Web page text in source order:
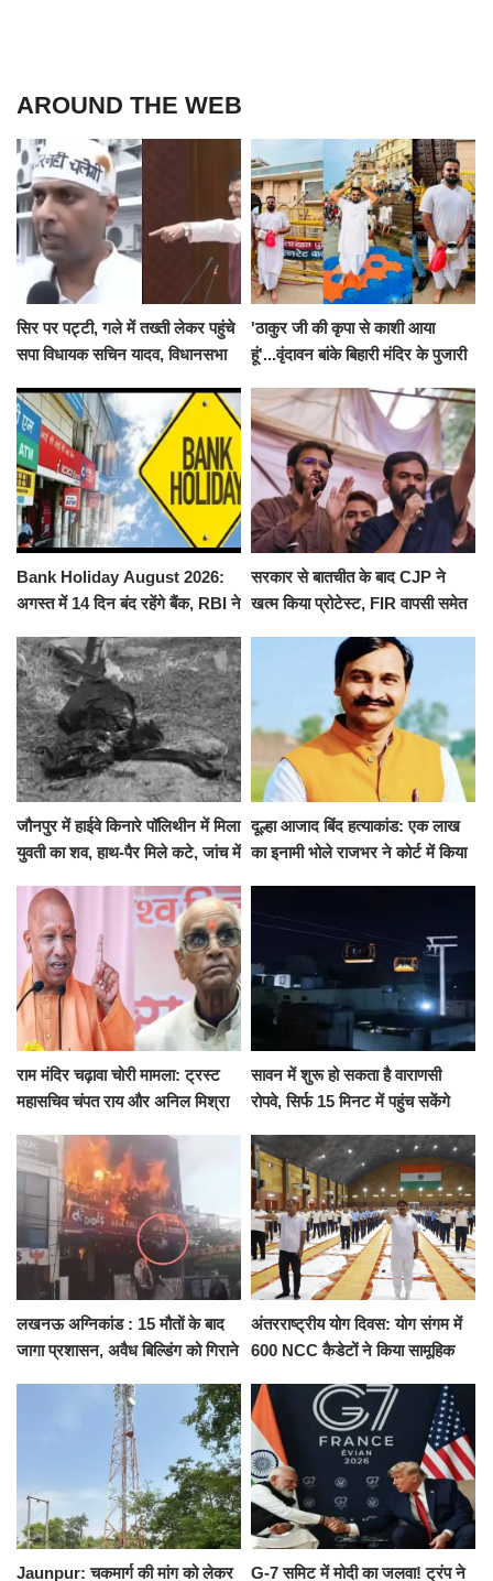
AROUND THE WEB
सिर पर पट्टी, गले में तख्ती लेकर पहुंचे
सपा विधायक सचिन यादव, विधानसभा
निलंबित
'ठाकुर जी की कृपा से काशी आया
हूं'...वृंदावन बांके बिहारी मंदिर के पुजारी
जलाभिषेक
Bank Holiday August 2026:
अगस्त में 14 दिन बंद रहेंगे बैंक, RBI ने
सरकार से बातचीत के बाद CJP ने
खत्म किया प्रोटेस्ट, FIR वापसी समेत
जौनपुर में हाईवे किनारे पॉलिथीन में मिला
युवती का शव, हाथ-पैर मिले कटे, जांच में
दूल्हा आजाद बिंद हत्याकांड: एक लाख
का इनामी भोले राजभर ने कोर्ट में किया
राम मंदिर चढ़ावा चोरी मामला: ट्रस्ट
महासचिव चंपत राय और अनिल मिश्रा
को नहीं...
सावन में शुरू हो सकता है वाराणसी
रोपवे, सिर्फ 15 मिनट में पहुंच सकेंगे
किराया
लखनऊ अग्निकांड : 15 मौतों के बाद
जागा प्रशासन, अवैध बिल्डिंग को गिराने
अंतरराष्ट्रीय योग दिवस: योग संगम में
600 NCC कैडेटों ने किया सामूहिक
संकल्प
Jaunpur: चकमार्ग की मांग को लेकर G-7 समिट में मोदी का जलवा! ट्रंप ने